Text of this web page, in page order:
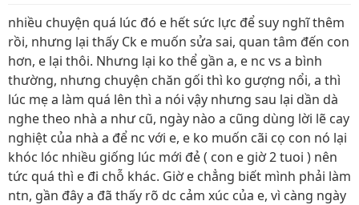
nhiều chuyện quá lúc đó e hết sức lực để suy nghĩ thêm
rồi, nhưng lại thấy Ck e muốn sửa sai, quan tâm đến con
hơn, e lại thôi. Nhưng lại ko thể gần a, e nc vs a bình
thường, nhưng chuyện chăn gối thì ko gượng nổi, a thì
lúc mẹ a làm quá lên thì a nói vậy nhưng sau lại dần dà
nghe theo nhà a như cũ, ngày nào a cũng dùng lời lẽ cay
nghiệt của nhà a để nc với e, e ko muốn cãi cọ con nó lại
khóc lóc nhiều giống lúc mới đẻ ( con e giờ 2 tuoi ) nên
tức quá thì e đi chỗ khác. Giờ e chẳng biết mình phải làm
ntn, gần đây a đã thấy rõ dc cảm xúc của e, vì càng ngày